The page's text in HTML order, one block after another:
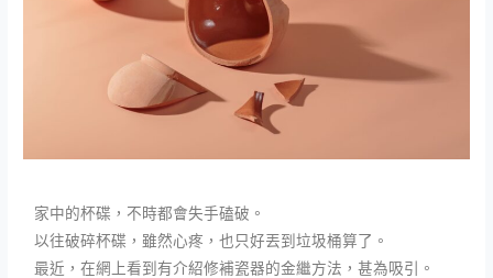
家中的杯碟，不時都會失手磕破。
以往破碎杯碟，雖然心疼，也只好丟到垃圾桶算了。
最近，在網上看到有介紹修補瓷器的金繼方法，甚為吸引。